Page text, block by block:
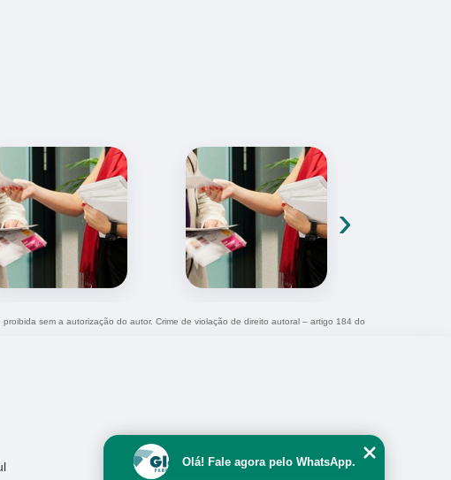
›
sem a autorização do autor. Crime de violação de direito autoral – artigo 184 do
Olá! Fale agora pelo WhatsApp.